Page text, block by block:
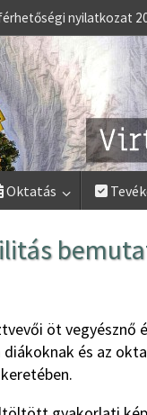
nyilatkozat
Oktatás
öt vegyésznő
és az